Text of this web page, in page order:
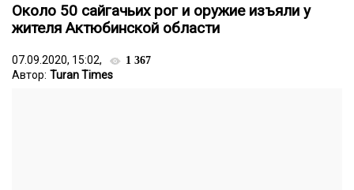
Около 50 сайгачьих рог и оружие изъяли у
жителя Актюбинской области
07.09.2020, 15:02, 1 367
Автор: Turan Times